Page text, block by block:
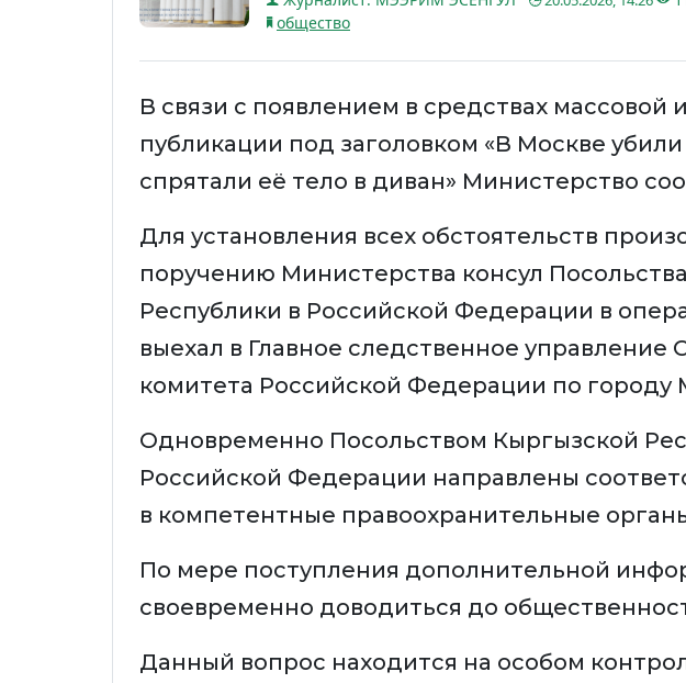
общество
В связи с появлением в средствах массовой
публикации под заголовком «В Москве
спрятали её тело в диван» Министерство
Для установления всех обстоятельств
поручению Министерства консул
Республики в Российской Федерации в
выехал в Главное следственное управление
комитета Российской Федерации по городу
Одновременно Посольством Кыргызской
Российской Федерации направлены
в компетентные правоохранительные
По мере поступления дополнительной
своевременно доводиться до
Данный вопрос находится на особом